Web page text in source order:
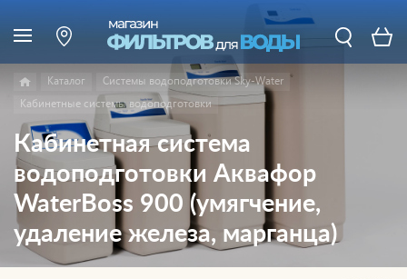
Каталог
Системы водоподготовки Sky-Water
Кабинетные системы водоподготовки
Кабинетная система
водоподготовки Аквафор
WaterBoss 900 (умягчение,
удаление железа, марганца)